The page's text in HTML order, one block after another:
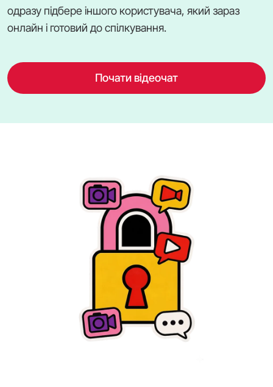
одразу підбере іншого користувача, який зараз
онлайн і готовий до спілкування.
Почати відеочат